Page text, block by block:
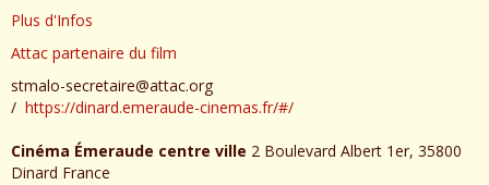
Plus d'Infos
Attac partenaire du film
stmalo-secretaire@attac.org
https://dinard.emeraude-cinemas.fr/#/
Cinéma Émeraude centre ville 2 Boulevard Albert 1er, 35800
Dinard France